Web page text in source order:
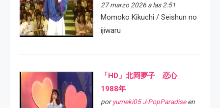
27 marzo 2026 a las 2:51
Momoko Kikuchi / Seishun no
ijiwaru
「HD」北岡夢子 恋心
1988年
por yumeki05 J-PopParadiseen